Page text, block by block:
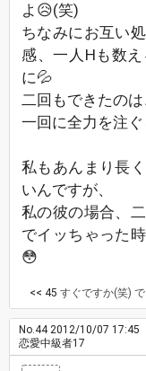
よ😥(笑)
ちなみにお互い
感、一人Hも数
に💦
二回もできたの
一回に全力を注
私もあんまり長
いんですが、
私の彼の場合、
でイッちゃった
😳
<< 45 すぐですか(笑) でも敏感だと攻めるときに楽し
No.442012/10/07 17:45
恋愛中級者17